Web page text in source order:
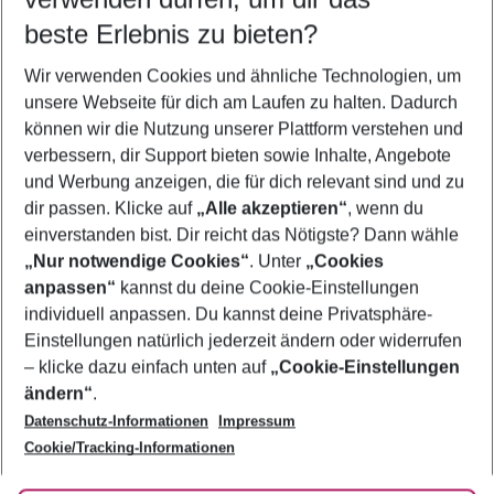
5-8 Nächte
2 Erwachsene Keine Kinder
Mehr Filter anzeigen
Footer
Footer navigation
Über uns
AGB
Bestpreisgarantie
Cookie-Einstellungen ändern
Cookie-Richtlinie
Agenturbetreuung
Barrierefreies Reisen
Folge uns
beste Erlebnis zu bieten?
Wir verwenden Cookies und ähnliche Technologien, um
unsere Webseite für dich am Laufen zu halten. Dadurch
können wir die Nutzung unserer Plattform verstehen und
verbessern, dir Support bieten sowie Inhalte, Angebote
und Werbung anzeigen, die für dich relevant sind und zu
dir passen. Klicke auf „Alle akzeptieren“, wenn du
einverstanden bist. Dir reicht das Nötigste? Dann wähle
„Nur notwendige Cookies“. Unter „Cookies
anpassen“ kannst du deine Cookie-Einstellungen
individuell anpassen. Du kannst deine Privatsphäre-
Einstellungen natürlich jederzeit ändern oder widerrufen
– klicke dazu einfach unten auf „Cookie-Einstellungen
ändern“.
Datenschutz-Informationen
Impressum
Cookie/Tracking-Informationen